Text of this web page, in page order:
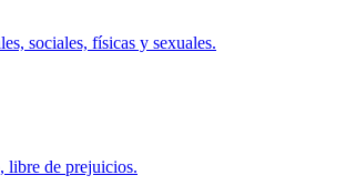
sociales, físicas y sexuales.
libre de prejuicios.